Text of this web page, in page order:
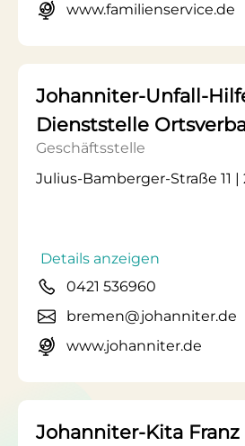
www.familienservice.de
Johanniter-Unfall-
Dienststelle
Geschäftsstelle
Julius-Bamberger-Straße 11
Details anzeigen
0421 536960
bremen@johanniter.de
www.johanniter.de
Johanniter-Kita Franz